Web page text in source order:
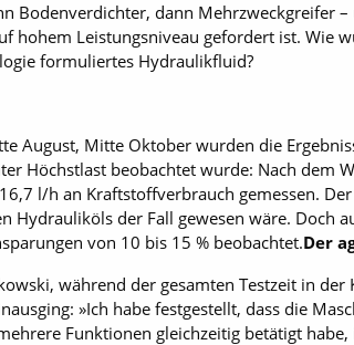
Bodenverdichter, dann Mehrzweckgreifer
hohem Leistungsniveau gefordert ist. Wie
formuliertes Hydraulikfluid?
August, Mitte Oktober wurden die
Höchstlast beobachtet wurde: Nach dem
l/h an Kraftstoffverbrauch gemessen.
Hydrauliköls der Fall gewesen wäre. Doch
von 10 bis 15 % beobachtet.Der
während der gesamten Testzeit in
»Ich habe festgestellt, dass die
Funktionen gleichzeitig betätigt